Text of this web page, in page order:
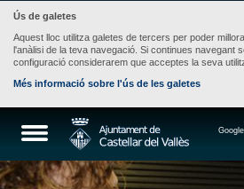
Ús de galetes
Aquest lloc utilitza galetes de tercers per poder
l'anàlisi de la teva navegació. Si continues navegant
configuració considerarem que acceptes la seva
Més informació sobre l'ús de les galetes